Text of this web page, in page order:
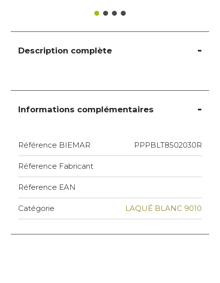
Description complète
Informations complémentaires
Référence BIEMAR PPPBLT8502030R
Réference Fabricant
Réference EAN
Catégorie LAQUÉ BLANC 9010